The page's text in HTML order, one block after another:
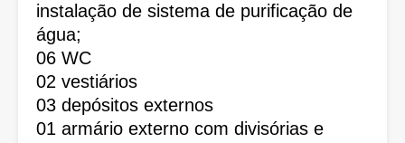
instalação de sistema de purificação de
água;
06 WC
02 vestiários
03 depósitos externos
01 armário externo com divisórias e